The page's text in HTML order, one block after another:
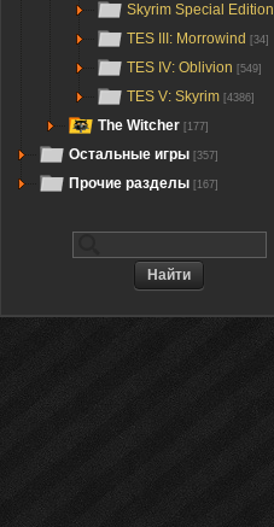
Skyrim Special Edition
TES III: Morrowind [34]
TES IV: Oblivion [549]
TES V: Skyrim [4386]
The Witcher [177]
Остальные игры [357]
Прочие разделы [167]